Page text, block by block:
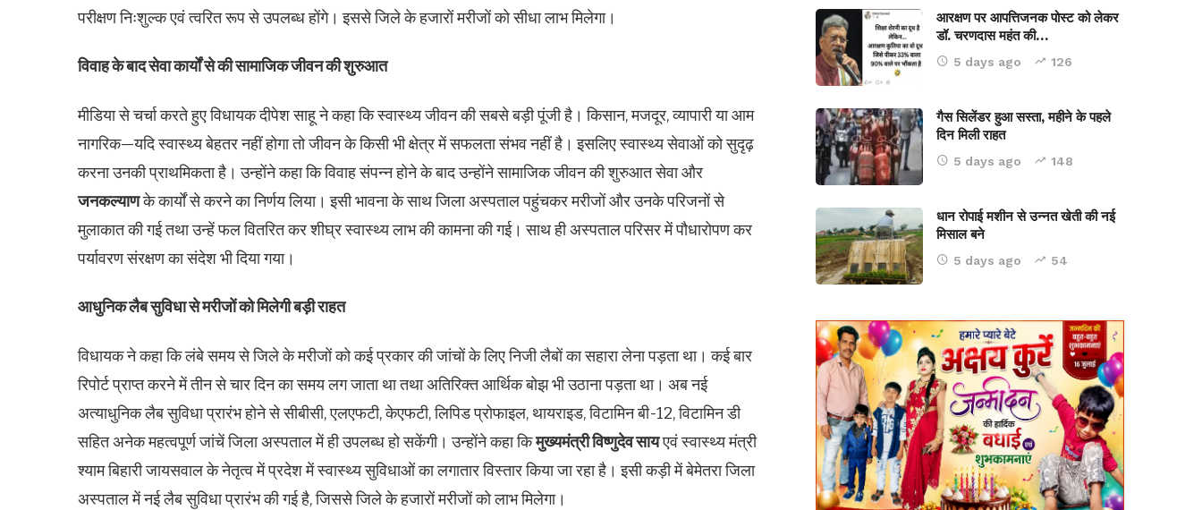
परीक्षण निःशुल्क एवं त्वरित रूप से उपलब्ध होंगे। इससे जिले के हजारों मरीजों को सीधा लाभ मिलेगा।
विवाह के बाद सेवा कार्यों से की सामाजिक जीवन की शुरुआत
मीडिया से चर्चा करते हुए विधायक दीपेश साहू ने कहा कि स्वास्थ्य जीवन की सबसे बड़ी पूंजी है। किसान, मजदूर, व्यापारी या आम
नागरिक—यदि स्वास्थ्य बेहतर नहीं होगा तो जीवन के किसी भी क्षेत्र में सफलता संभव नहीं है। इसलिए स्वास्थ्य सेवाओं को सुदृढ़
करना उनकी प्राथमिकता है। उन्होंने कहा कि विवाह संपन्न होने के बाद उन्होंने सामाजिक जीवन की शुरुआत सेवा और
जनकल्याणके कार्यों से करने का निर्णय लिया। इसी भावना के साथ जिला अस्पताल पहुंचकर मरीजों और उनके परिजनों से
मुलाकात की गई तथा उन्हें फल वितरित कर शीघ्र स्वास्थ्य लाभ की कामना की गई। साथ ही अस्पताल परिसर में पौधारोपण कर
पर्यावरण संरक्षण का संदेश भी दिया गया।
आधुनिक लैब सुविधा से मरीजों को मिलेगी बड़ी राहत
विधायक ने कहा कि लंबे समय से जिले के मरीजों को कई प्रकार की जांचों के लिए निजी लैबों का सहारा लेना पड़ता था। कई बार
रिपोर्ट प्राप्त करने में तीन से चार दिन का समय लग जाता था तथा अतिरिक्त आर्थिक बोझ भी उठाना पड़ता था। अब नई
अत्याधुनिक लैब सुविधा प्रारंभ होने से सीबीसी, एलएफटी, केएफटी, लिपिड प्रोफाइल, थायराइड, विटामिन बी-12, विटामिन डी
सहित अनेक महत्वपूर्ण जांचें जिला अस्पताल में ही उपलब्ध हो सकेंगी। उन्होंने कहा किमुख्यमंत्री विष्णुदेव सायएवं स्वास्थ्य मंत्री
श्याम बिहारी जायसवाल के नेतृत्व में प्रदेश में स्वास्थ्य सुविधाओं का लगातार विस्तार किया जा रहा है। इसी कड़ी में बेमेतरा जिला
अस्पताल में नई लैब सुविधा प्रारंभ की गई है, जिससे जिले के हजारों मरीजों को लाभ मिलेगा।
आरक्षण पर आपत्तिजनक पोस्ट को लेकर
डॉ. चरणदास महंत की…
5 days ago 126
गैस सिलेंडर हुआ सस्ता, महीने के पहले
दिन मिली राहत
5 days ago 148
धान रोपाई मशीन से उन्नत खेती की नई
मिसाल बने
5 days ago 54